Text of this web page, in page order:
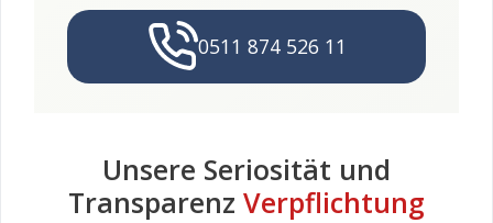
0511 874 526 11
Unsere Seriosität und
Transparenz Verpflichtung